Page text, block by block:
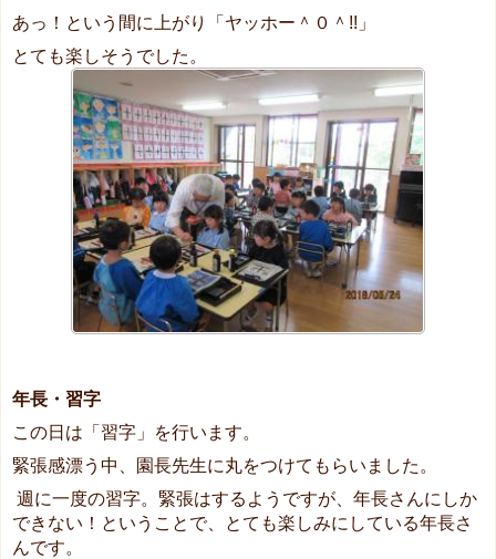
あっ！という間に上がり「ヤッホー＾０＾!!」
とても楽しそうでした。
年長・習字
この日は「習字」を行います。
緊張感漂う中、園長先生に丸をつけてもらいました。
週に一度の習字。緊張はするようですが、年長さんにしか
できない！ということで、とても楽しみにしている年長さ
んです。